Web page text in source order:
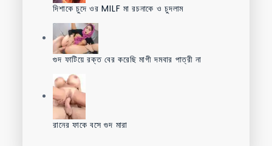
দিশাকে চুদে ওর MILF মা রচনাকে ও চুদলাম
গুদ ফাটিয়ে রক্ত বের করেছি মাগী দমবার পাত্রী না
রানের ফাকে বসে গুদ মারা